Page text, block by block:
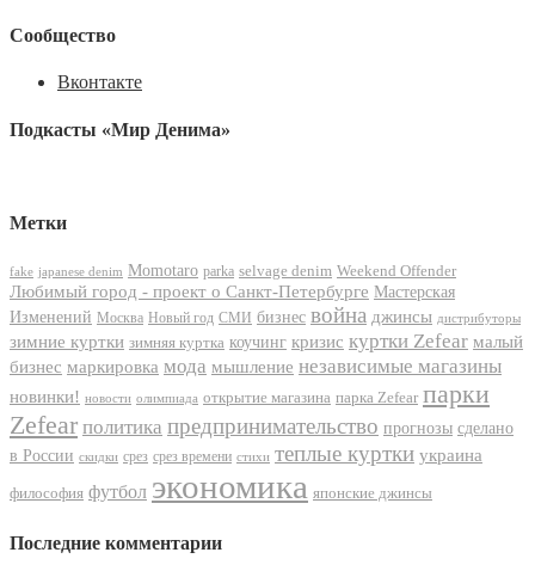
Сообщество
Вконтакте
Подкасты «Мир Денима»
Метки
fake japanese denim Momotaro parka selvage denim Weekend Offender
Любимый город - проект о Санкт-Петербурге Мастерская
Изменений Москва Новый год СМИ бизнес война джинсы дистрибуторы
зимние куртки зимняя куртка коучинг кризис куртки Zefear малый
бизнес маркировка мода мышление независимые магазины
новинки! новости олимпиада открытие магазина парка Zefear парки
Zefear политика предпринимательство прогнозы сделано
в России скидки срез срез времени стихи теплые куртки украина
философия футбол экономика японские джинсы
Последние комментарии